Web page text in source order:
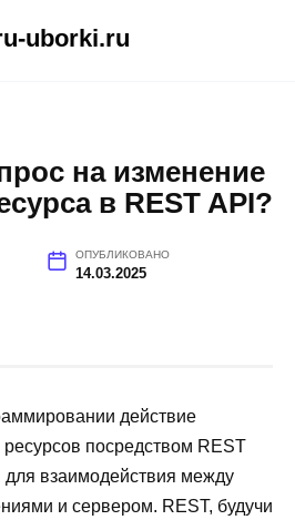
uborki.ru
на изменение
в REST API?
ОПУБЛИКОВАНО
14.03.2025
действие
посредством REST
для взаимодействия между
и сервером. REST, будучи